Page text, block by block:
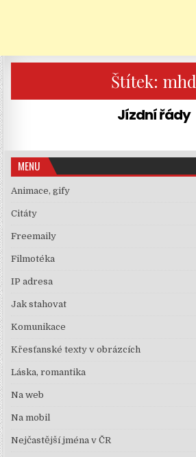
Štítek: mhd
Jízdní řády
MENU
Animace, gify
Citáty
Freemaily
Filmotéka
IP adresa
Jak stahovat
Komunikace
Křesťanské texty v obrázcích
Láska, romantika
Na web
Na mobil
Nejčastější jména v ČR